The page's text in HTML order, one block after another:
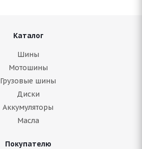
Каталог
Шины
Мотошины
Грузовые шины
Диски
Аккумуляторы
Масла
Покупателю